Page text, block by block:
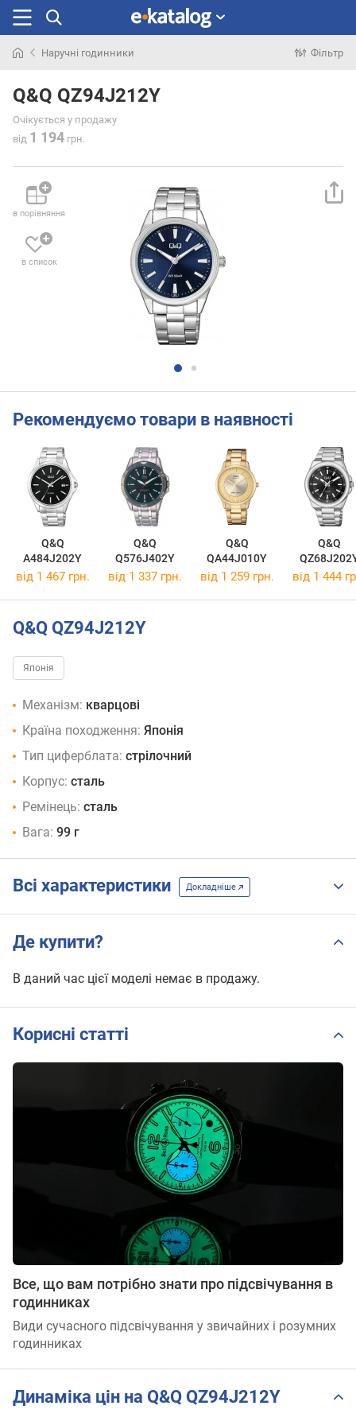
раніше
Наручні годинники Фільтр
Q&Q QZ94J212Y
Очікується у продажу
від 1 194 грн.
в порівняння
в список
Рекомендуємо товари в наявності
Q&Q
A484J202Y
Q&Q
Q576J402Y
Q&Q
QA44J010Y
Q&Q
від 1 467 грн. від 1 337 грн. від 1 259 грн. від 1 444
Q&Q QZ94J212Y
Японія
Механізм: кварцові
Країна походження: Японія
Тип циферблата: стрілочний
Корпус: сталь
Ремінець: сталь
Вага: 99 г
Всі характеристики Докладніше
Де купити?
В даний час цієї моделі немає в продажу.
Корисні статті
Все, що вам потрібно знати про підсвічування в
годинниках
Види сучасного підсвічування у звичайних і розумних
годинниках
Динаміка цін на Q&Q QZ94J212Y